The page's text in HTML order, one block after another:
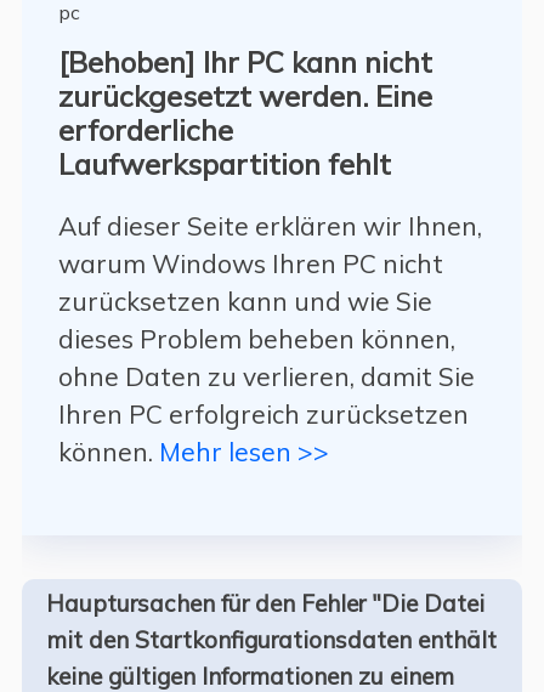
[Behoben] Ihr PC kann nicht
zurückgesetzt werden. Eine
erforderliche
Laufwerkspartition fehlt
Auf dieser Seite erklären wir Ihnen,
warum Windows Ihren PC nicht
zurücksetzen kann und wie Sie
dieses Problem beheben können,
ohne Daten zu verlieren, damit Sie
Ihren PC erfolgreich zurücksetzen
können. Mehr lesen >>
Hauptursachen für den Fehler "Die Datei
mit den Startkonfigurationsdaten enthält
keine gültigen Informationen zu einem